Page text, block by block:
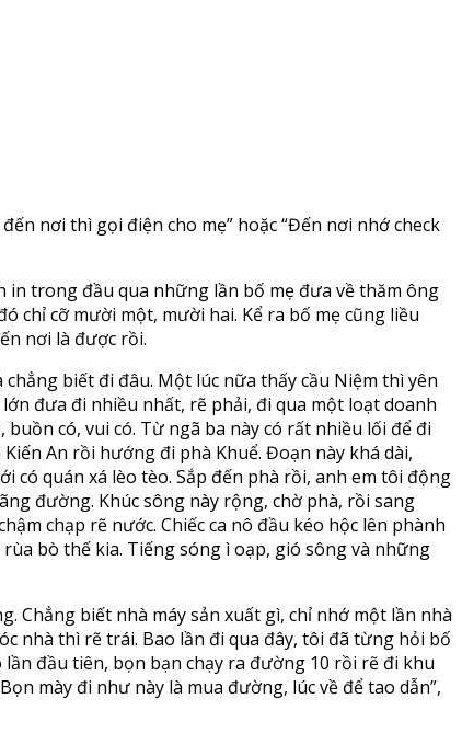
nơi thì gọi điện cho mẹ” hoặc “Đến nơi nhớ check
in trong đầu qua những lần bố mẹ đưa về thăm ông
chỉ cỡ mười một, mười hai. Kể ra bố mẹ cũng liều
nơi là được rồi.
biết đi đâu. Một lúc nữa thấy cầu Niệm thì yên
đưa đi nhiều nhất, rẽ phải, đi qua một loạt doanh
có, vui có. Từ ngã ba này có rất nhiều lối để đi
An rồi hướng đi phà Khuể. Đoạn này khá dài,
có quán xá lèo tèo. Sắp đến phà rồi, anh em tôi động
đường. Khúc sông này rộng, chờ phà, rồi sang
chạp rẽ nước. Chiếc ca nô đầu kéo hộc lên phành
bò thế kia. Tiếng sóng ì oạp, gió sông và những
Chẳng biết nhà máy sản xuất gì, chỉ nhớ một lần nhà
nhà thì rẽ trái. Bao lần đi qua đây, tôi đã từng hỏi bố
đầu tiên, bọn bạn chạy ra đường 10 rồi rẽ đi khu
mày đi như này là mua đường, lúc về để tao dẫn”,